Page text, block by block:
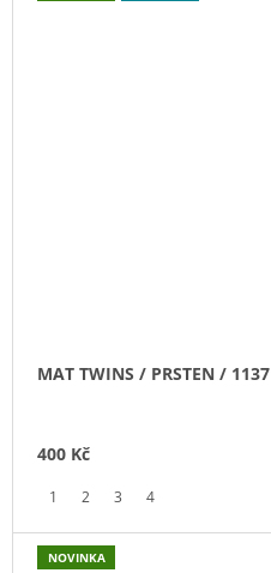
MAT TWINS / PRSTEN / 1137
400 Kč
1 2 3 4
NOVINKA